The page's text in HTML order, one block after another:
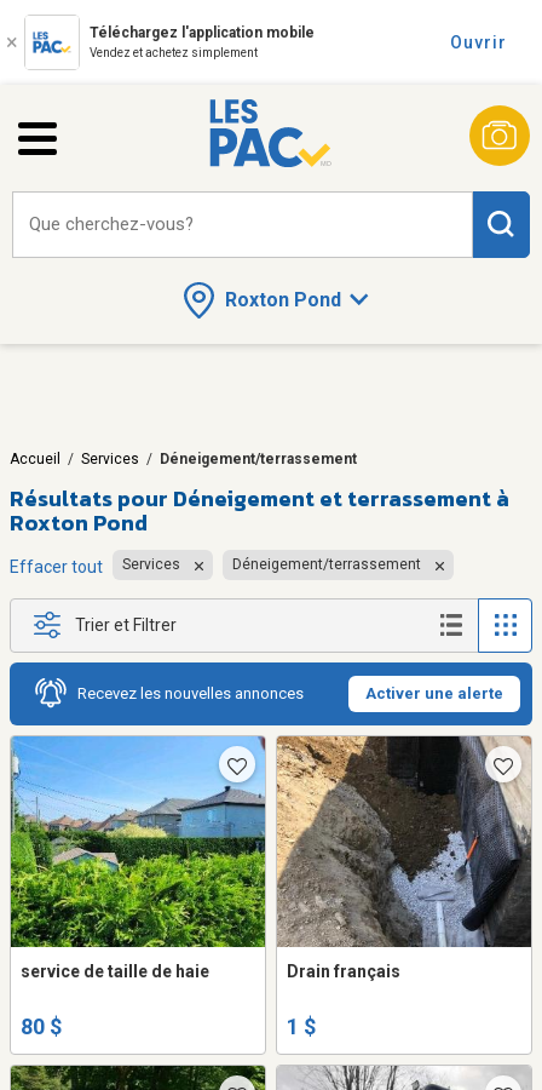
Téléchargez l'application mobile
Vendez et achetez simplement
Ouvrir
Roxton Pond
Que cherchez-vous?
Accueil / Services / Déneigement/terrassement
Résultats pour Déneigement et terrassement à
Roxton Pond
Effacer tout Services Déneigement/terrassement
Trier et Filtrer
Recevez les nouvelles annonces Activer une alerte
service de taille de haie
80 $
Drain français
1 $